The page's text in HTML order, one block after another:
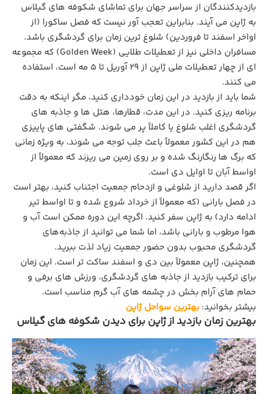
بازدیدکنندگان از سراسر جهان برای تماشای شکوفه‌ های گیلاس
به ژاپن می ‌آیند. بنابراین تعجب ‌آور نیست که فصل ساکورا (از
اواخر اسفند تا فروردین) شلوغ ‌ترین زمان برای گردشگری باشد.
مسافران داخلی نیز از تعطیلات طلایی (Golden Week) که مجموعه
‌ای از چهار تعطیلات ملی ژاپن از 29 آوریل تا 5 مه است، استفاده
می ‌کنند.
شما باید از بازدید در این زمان خودداری کنید، مگر اینکه به دقت
برنامه ‌ریزی کنید. در این مدت، قطارها، هتل‌ ها و جاذبه‌ های
گردشگری اغلب شلوغ یا کاملاً پر می ‌شوند. شگفتی ‌های پاییزی
هم در این کشور معمولاً باعث جلب توجه می ‌شوند، به ‌ویژه زمانی
که برگ ‌ها رنگارنگ شده و بر روی زمین می ریزند که معمولاً از
اواسط آبان تا اوایل دی است.
اگر قصد دارید از شلوغی و ازدحام جمعیت اجتناب کنید، بهتر است
در فصل بارانی (که معمولاً از خرداد شروع شده و تا اواسط تیر
ادامه دارد) به ژاپن سفر کنید. اگرچه این دوره ممکن است آب و
هوا مرطوب و بارانی باشد، اما شما می‌ توانید از جاذبه‌های
گردشگری محبوب بدون حضور جمعیت زیاد لذت ببرید.
همچنین، ژاپن معمولاً بین دی و اسفند ساکت ‌تر است. این زمان
برای ترکیب بازدید از جاذبه‌ های گردشگری، ورزش ‌های برفی و
حمام ‌های آرام بخش در چشمه های آب گرم مناسب است.
بیشتر بخوانید: بهترین سواحل ژاپن
بهترین زمان بازدید از ژاپن برای دیدن شکوفه های گیلاس